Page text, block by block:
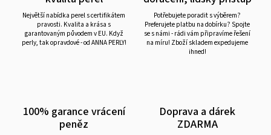
Největší nabídka perel s certifikátem
pravosti. Kvalita a krása s
garantovaným původem v EU. Když
perly, tak opravdové - od ANNA PERLY!
Potřebujete poradit s výběrem?
Preferujete platbu na dobírku? Spojte
se s námi - rádi vám připravíme řešení
na míru! Zboží skladem expedujeme
ihned!
100% garance vrácení
peněz
Doprava a dárek
ZDARMA